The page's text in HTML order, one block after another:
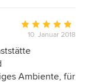
Bewertung:
5
5
10. Januar 2018
Ambiente, für